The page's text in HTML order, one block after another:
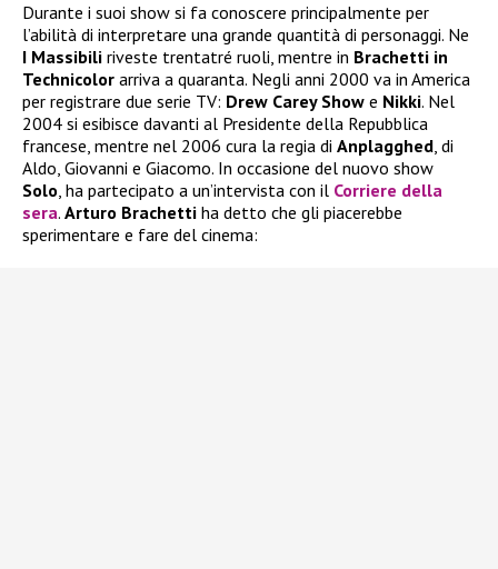
Durante i suoi show si fa conoscere principalmente per
l’abilità di interpretare una grande quantità di personaggi. Ne
I Massibili riveste trentatré ruoli, mentre in Brachetti in
Technicolor arriva a quaranta. Negli anni 2000 va in America
per registrare due serie TV: Drew Carey Show e Nikki. Nel
2004 si esibisce davanti al Presidente della Repubblica
francese, mentre nel 2006 cura la regia di Anplagghed, di
Aldo, Giovanni e Giacomo. In occasione del nuovo show
Solo, ha partecipato a un’intervista con il Corriere della
sera. Arturo Brachetti ha detto che gli piacerebbe
sperimentare e fare del cinema: